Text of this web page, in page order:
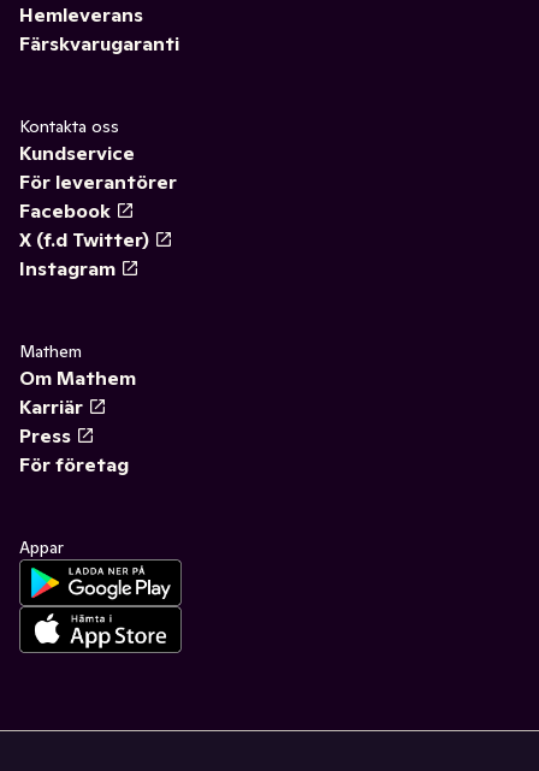
Hemleverans
Färskvarugaranti
Kontakta oss
Kundservice
För leverantörer
Facebook
X (f.d Twitter)
Instagram
Mathem
Om Mathem
Karriär
Press
För företag
Appar